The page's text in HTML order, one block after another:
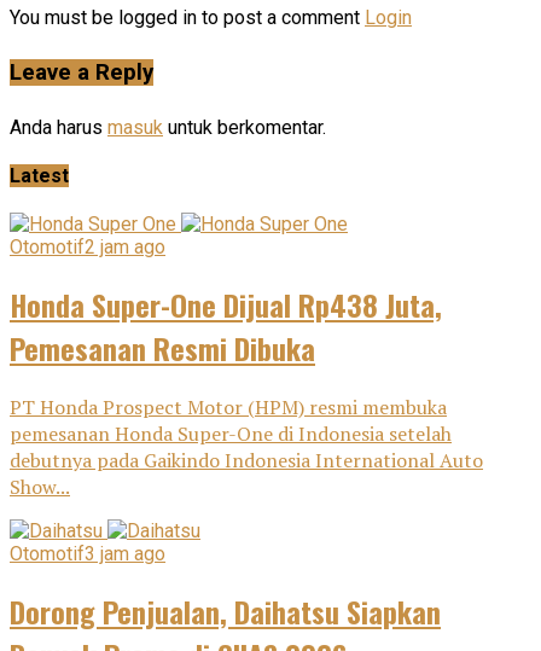
You must be logged in to post a comment Login
Leave a Reply
Anda harus masuk untuk berkomentar.
Latest
Otomotif2 jam ago
Honda Super-One Dijual Rp438 Juta,
Pemesanan Resmi Dibuka
PT Honda Prospect Motor (HPM) resmi membuka
pemesanan Honda Super-One di Indonesia setelah
debutnya pada Gaikindo Indonesia International Auto
Show...
Otomotif3 jam ago
Dorong Penjualan, Daihatsu Siapkan